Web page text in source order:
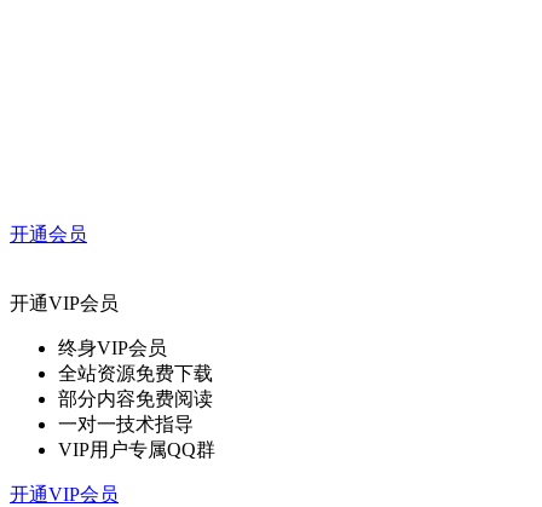
开通会员
开通VIP会员
终身VIP会员
全站资源免费下载
部分内容免费阅读
一对一技术指导
VIP用户专属QQ群
开通VIP会员